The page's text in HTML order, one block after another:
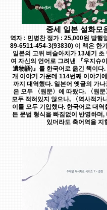
중세 일본 설화모
역자 : 민병찬 정가 : 25,000원 발행
89-6511-454-3(93830) 이 책은 한
일본의 고위 벼슬아치가 13세기 초
여 자신의 언어로 그려낸 『우지슈
遺物語)』를 한국어로 옮긴 책이다
개 이야기 가운데 114번째 이야기
까지 대역했다. 일본어 옛글의 가
은 모두 〈원문〉에 따랐다. 〈원
모두 적혀있지 않으나, 〈역사적가
이를 모두 기입했다. 한국어로 대역
든 문법 형식을 빠짐없이 반영하며,
있더라도 축어역을 지